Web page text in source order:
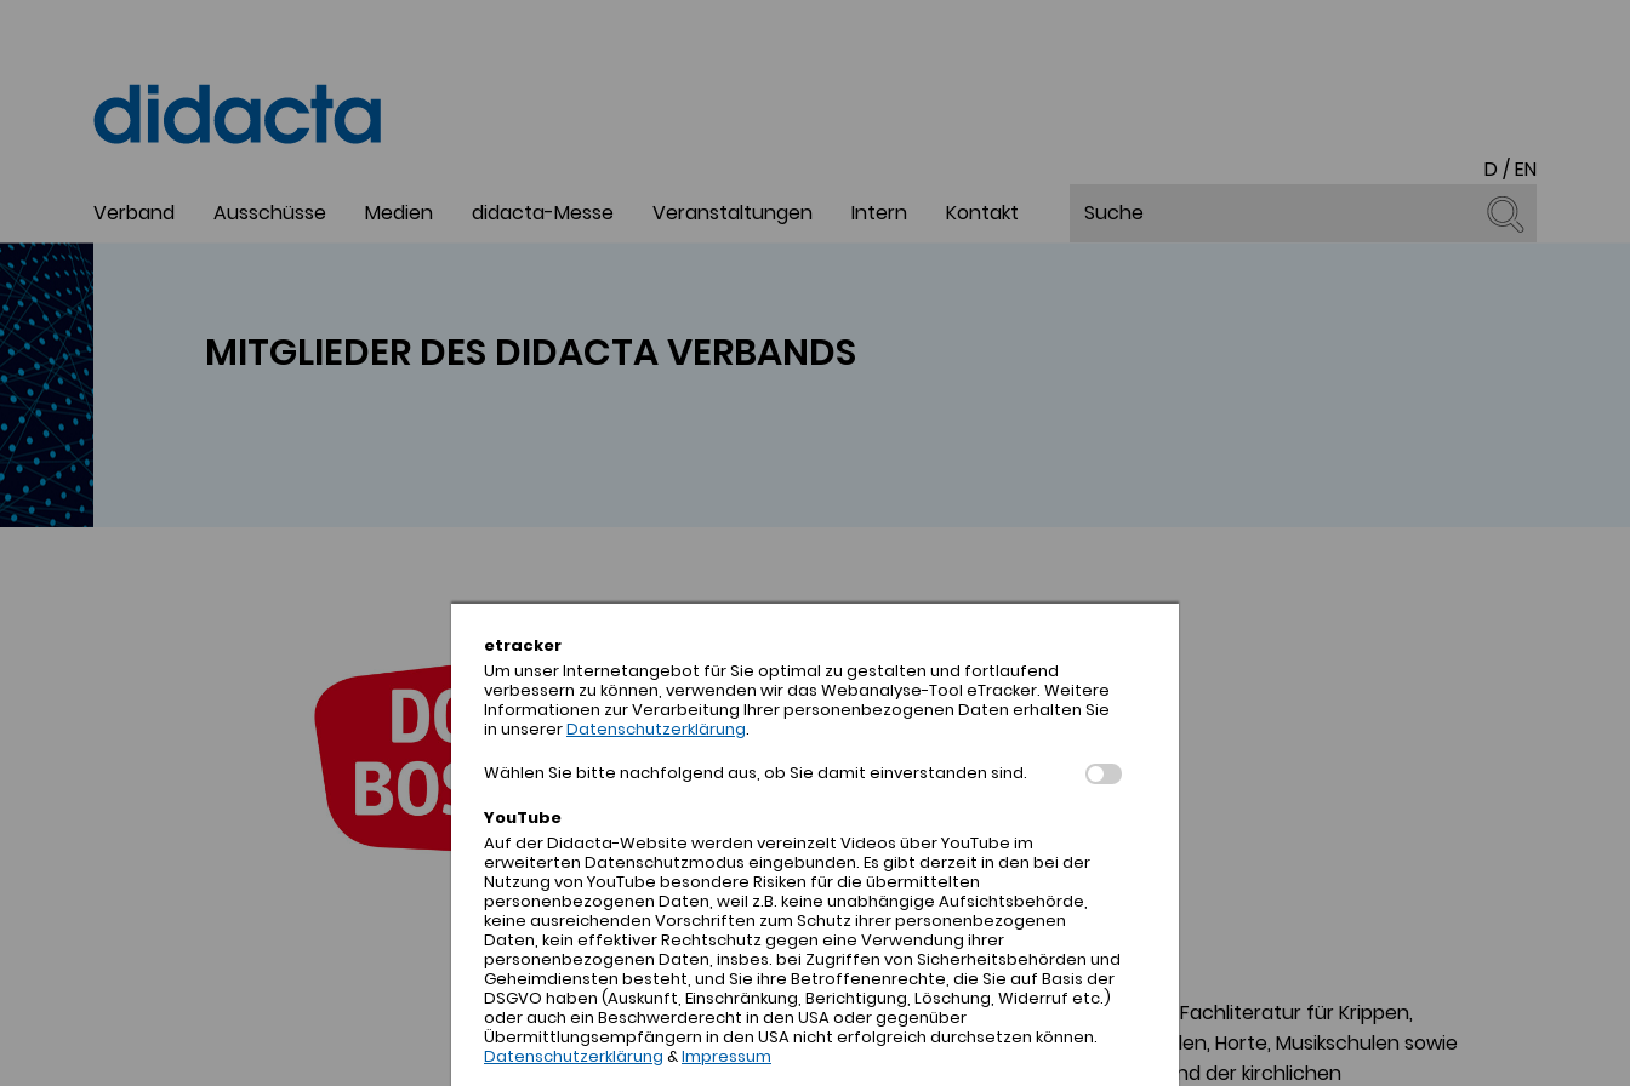
D /EN
Verband
Ausschüsse Medien didacta-Messe Veranstaltungen Intern Kontakt
MITGLIEDER DES DIDACTA VERBANDS
Don Bosco Medien GmbH
Sieboldstr. 11
81669 München
Internet:www.donbosco-medien.de
E-Mail:info@donbosco-medien.de
Leistungsangebot:
Als Verlag erstellen und verbreiten wir Praxis- und Fachliteratur für Krippen,
Eltern-Kind-Gruppen, Kitas, Kindergärten, Vorschulen, Horte, Musikschulen sowie
für den Bereich der Kinder- und Jugendpastoral und der kirchlichen
etracker
Um unser Internetangebot für Sie optimal zu gestalten und fortlaufend
verbessern zu können, verwenden wir das Webanalyse-Tool eTracker. Weitere
Informationen zur Verarbeitung Ihrer personenbezogenen Daten erhalten Sie
in unsererDatenschutzerklärung.
Wählen Sie bitte nachfolgend aus, ob Sie damit einverstanden sind.
YouTube
Auf der Didacta-Website werden vereinzelt Videos über YouTube im
erweiterten Datenschutzmodus eingebunden. Es gibt derzeit in den bei der
Nutzung von YouTube besondere Risiken für die übermittelten
personenbezogenen Daten, weil z.B. keine unabhängige Aufsichtsbehörde,
keine ausreichenden Vorschriften zum Schutz ihrer personenbezogenen
Daten, kein effektiver Rechtschutz gegen eine Verwendung ihrer
personenbezogenen Daten, insbes. bei Zugriffen von Sicherheitsbehörden und
Geheimdiensten besteht, und Sie ihre Betroffenenrechte, die Sie auf Basis der
DSGVO haben (Auskunft, Einschränkung, Berichtigung, Löschung, Widerruf etc.)
oder auch ein Beschwerderecht in den USA oder gegenüber
Übermittlungsempfängern in den USA nicht erfolgreich durchsetzen können.
Datenschutzerklärung &Impressum